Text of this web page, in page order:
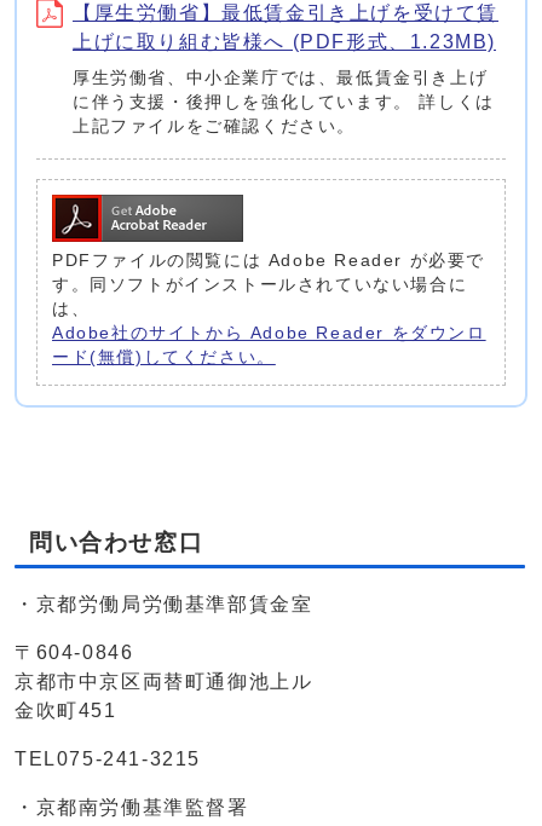
【厚生労働省】最低賃金引き上げを受けて賃
上げに取り組む皆様へ (PDF形式、1.23MB)
厚生労働省、中小企業庁では、最低賃金引き上げ
に伴う支援・後押しを強化しています。 詳しくは
上記ファイルをご確認ください。
PDFファイルの閲覧には Adobe Reader が必要で
す。同ソフトがインストールされていない場合に
は、
Adobe社のサイトから Adobe Reader をダウンロ
ード(無償)してください。
問い合わせ窓口
・京都労働局労働基準部賃金室
〒604-0846
京都市中京区両替町通御池上ル
金吹町451
TEL075-241-3215
・京都南労働基準監督署